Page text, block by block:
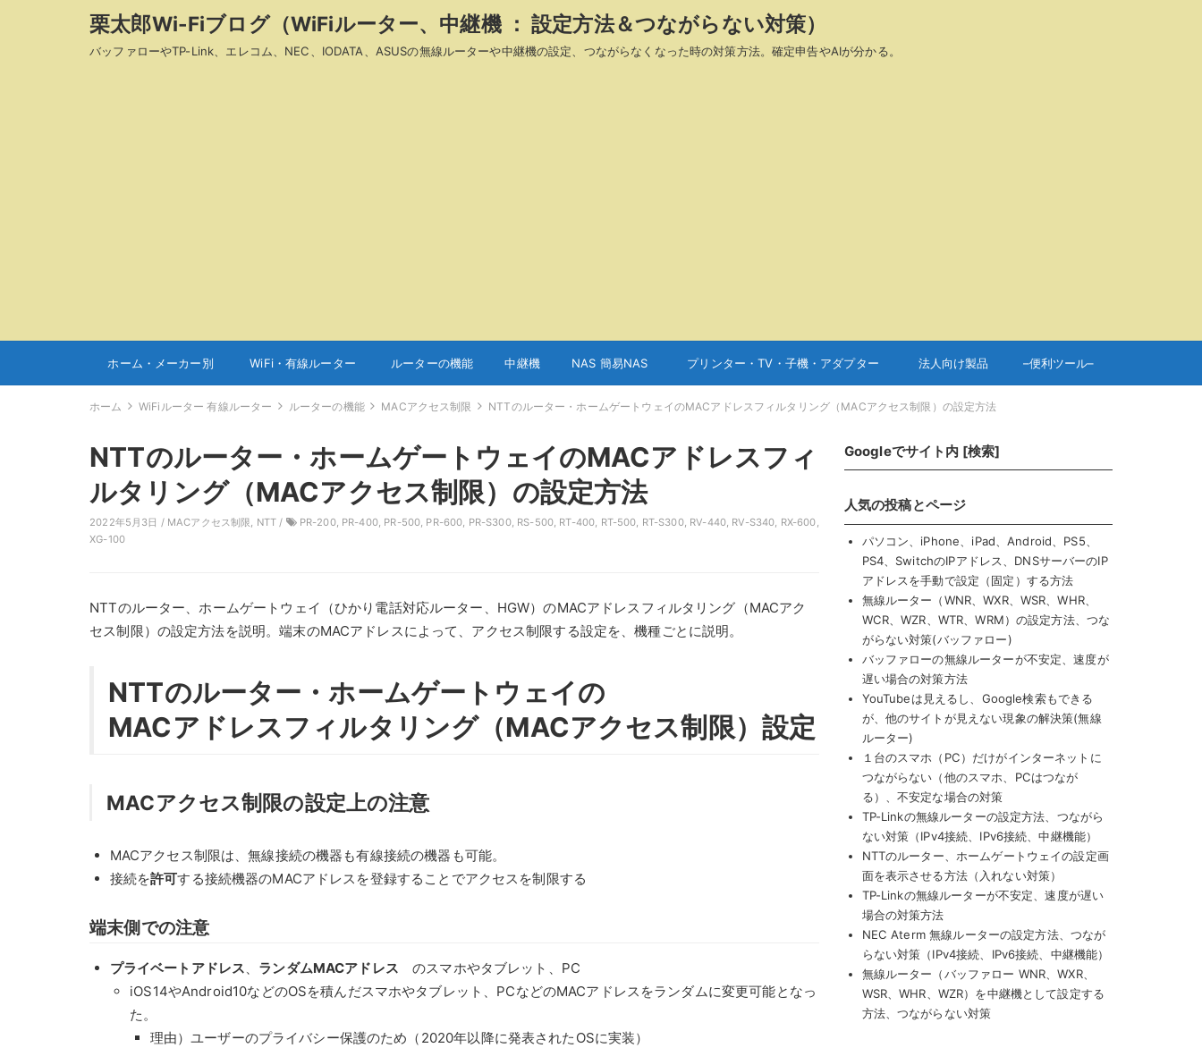
栗太郎Wi-Fiブログ（WiFiルーター、中継機 ： 設定方法＆つながらない対策）
バッファローやTP-Link、エレコム、NEC、IODATA、ASUSの無線ルーターや中継機の設定、つながらなくなった時の対策方法。確定申告やAIが分かる。
ホーム・メーカー別 WiFi・有線ルーター ルーターの機能 中継機 NAS 簡易NAS プリンター・TV・子機・アダプター 法人向け製品 –便利ツール–
ホーム WiFiルーター 有線ルーター ルーターの機能 MACアクセス制限 NTTのルーター・ホームゲートウェイのMACアドレスフィルタリング（MACアクセス制限）の設定方法
NTTのルーター・ホームゲートウェイのMACアドレスフィ
ルタリング（MACアクセス制限）の設定方法
2022年5月3日 / MACアクセス制限, NTT / PR-200, PR-400, PR-500, PR-600, PR-S300, RS-500, RT-400, RT-500, RT-S300, RV-440, RV-S340, RX-600,
XG-100
NTTのルーター、ホームゲートウェイ（ひかり電話対応ルーター、HGW）のMACアドレスフィルタリング（MACアク
セス制限）の設定方法を説明。端末のMACアドレスによって、アクセス制限する設定を、機種ごとに説明。
NTTのルーター・ホームゲートウェイの
MACアドレスフィルタリング（MACアクセス制限）設定
MACアクセス制限の設定上の注意
MACアクセス制限は、無線接続の機器も有線接続の機器も可能。
接続を許可する接続機器のMACアドレスを登録することでアクセスを制限する
端末側での注意
プライベートアドレス、 ランダムMACアドレス のスマホやタブレット、PC
iOS14やAndroid10などのOSを積んだスマホやタブレット、PCなどのMACアドレスをランダムに変更可能となっ
た。
理由）ユーザーのプライバシー保護のため（2020年以降に発表されたOSに実装）
Googleでサイト内 [検索]
人気の投稿とページ
パソコン、iPhone、iPad、Android、PS5、
PS4、SwitchのIPアドレス、DNSサーバーのIP
アドレスを手動で設定（固定）する方法
無線ルーター（WNR、WXR、WSR、WHR、
WCR、WZR、WTR、WRM）の設定方法、つな
がらない対策(バッファロー)
バッファローの無線ルーターが不安定、速度が
遅い場合の対策方法
YouTubeは見えるし、Google検索もできる
が、他のサイトが見えない現象の解決策(無線
ルーター)
１台のスマホ（PC）だけがインターネットに
つながらない（他のスマホ、PCはつなが
る）、不安定な場合の対策
TP-Linkの無線ルーターの設定方法、つながら
ない対策（IPv4接続、IPv6接続、中継機能）
NTTのルーター、ホームゲートウェイの設定画
面を表示させる方法（入れない対策）
TP-Linkの無線ルーターが不安定、速度が遅い
場合の対策方法
NEC Aterm 無線ルーターの設定方法、つなが
らない対策（IPv4接続、IPv6接続、中継機能）
無線ルーター（バッファロー WNR、WXR、
WSR、WHR、WZR）を中継機として設定する
方法、つながらない対策